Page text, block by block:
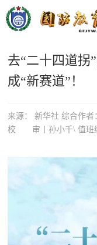
首
时
点
去“二十四道拐
成“新赛道”！
来源： 新华社 综合
校 审丨孙小千\ 值班编